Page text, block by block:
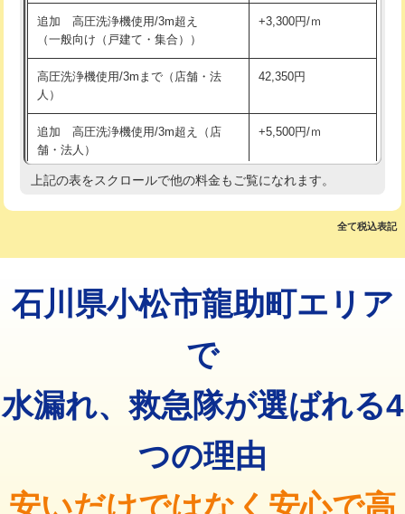
※給水管工事は20mmまでの価格です。
持込商品取付（浄水器・分岐水栓） 16,500円
業）
排水管工事（追加 排水管工事/3ｍ超
え）
マス交換（土の掘削・埋め戻し作業） 11,000円~
マス交換（深さ50㎝以上） 66,000円
コンクリート斫り（厚さ10㎝超え）
モルタル補修（厚さ10㎝まで） 27,500円
16,500円
廃棄・処分 現場見積
追加 高圧洗浄機使用/3m超え
（一般向け（戸建て・集合））
+3,300円/ｍ
高圧洗浄機使用/3mまで（店舗・法
人）
42,350円
追加 高圧洗浄機使用/3m超え（店
舗・法人）
+5,500円/ｍ
高度高圧洗浄換 現地調査
トーラー機使用/3mまで 33,000円
追加トーラー機使用/3m超え +3,300円
止水・漏水調査・防水処理・清掃・修
11,000円
止水・漏水調査・防水処理・清掃・修
22,000円
上記の表をスクロールで他の料金もご覧になれます。
全て税込表記
石川県小松市龍助町エリア
で
水漏れ、救急隊が選ばれる4
つの理由
安いだけではなく安心で高